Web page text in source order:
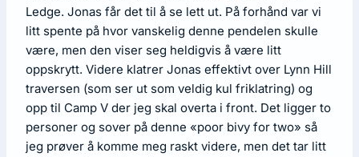
Ledge. Jonas får det til å se lett ut. På forhånd var vi
litt spente på hvor vanskelig denne pendelen skulle
være, men den viser seg heldigvis å være litt
oppskrytt. Videre klatrer Jonas effektivt over Lynn Hill
traversen (som ser ut som veldig kul friklatring) og
opp til Camp V der jeg skal overta i front. Det ligger to
personer og sover på denne «poor bivy for two» så
jeg prøver å komme meg raskt videre, men det tar litt